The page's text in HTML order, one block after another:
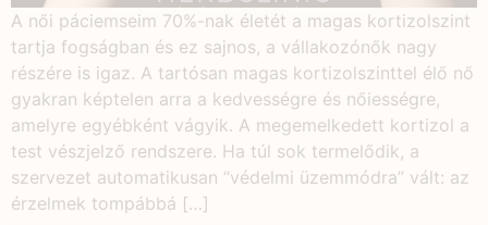
A női páciemseim 70%-nak életét a magas kortizolszint
tartja fogságban és ez sajnos, a vállakozónők nagy
részére is igaz. A tartósan magas kortizolszinttel élő nő
gyakran képtelen arra a kedvességre és nőiességre,
amelyre egyébként vágyik. A megemelkedett kortizol a
test vészjelző rendszere. Ha túl sok termelődik, a
szervezet automatikusan “védelmi üzemmódra” vált: az
érzelmek tompábbá […]